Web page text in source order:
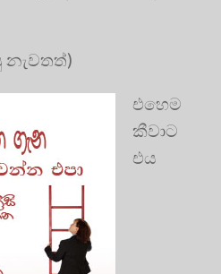
නැවතත්)
එහෙම
කීවාට
එය